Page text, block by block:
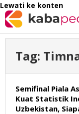
Lewati ke konten
Tag:
Semifinal Piala
Kuat Statistik
Uzbekistan,